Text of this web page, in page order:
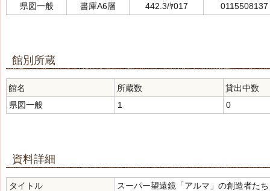
県図一般
書庫A6層 442.3/ﾔ017 0115508137
館別所蔵
館名 所蔵数
貸出中数
県図一般
1 0
資料詳細
タイトル
スーパー望遠鏡「アルマ」の創造者たち